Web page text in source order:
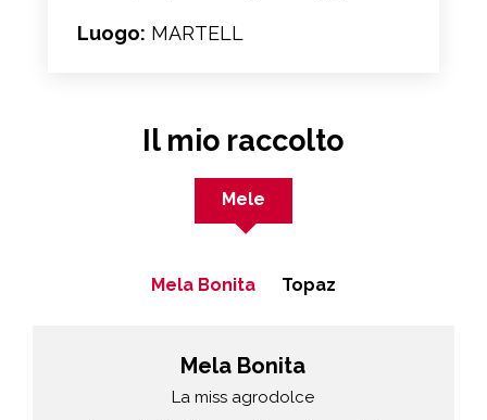
Luogo: MARTELL
Il mio raccolto
Mela Bonita
La miss agrodolce
Mela Bonita Topaz
Mele